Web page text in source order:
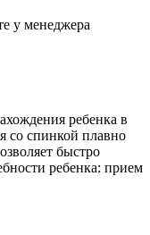
у менеджера
ребенка в
со спинкой плавно
быстро
ребенка: прием